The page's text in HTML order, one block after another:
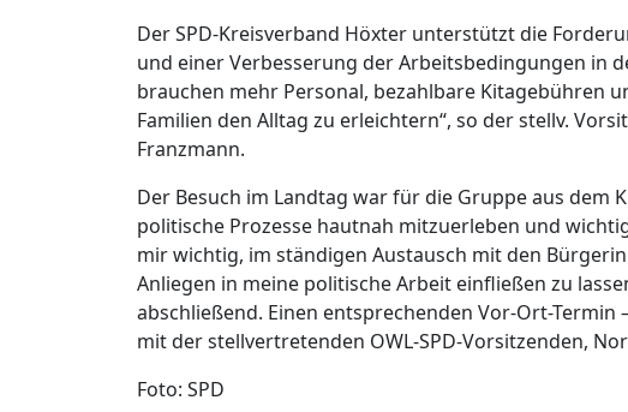
Der SPD-Kreisverband Höxter unterstützt die
und einer Verbesserung der Arbeitsbedingungen in
brauchen mehr Personal, bezahlbare Kitagebühren
Familien den Alltag zu erleichtern“, so der stellv.
Franzmann.
Der Besuch im Landtag war für die Gruppe aus dem
politische Prozesse hautnah mitzuerleben und
mir wichtig, im ständigen Austausch mit den
Anliegen in meine politische Arbeit einfließen zu
abschließend. Einen entsprechenden Vor-Ort-Termin
mit der stellvertretenden OWL-SPD-Vorsitzenden,
Foto: SPD